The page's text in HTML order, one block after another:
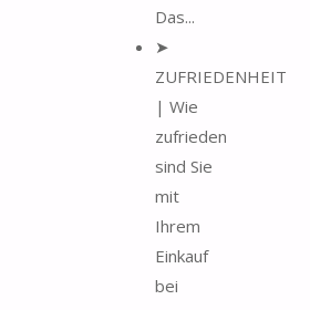
Das...
➤
ZUFRIEDENHEIT
| Wie
zufrieden
sind Sie
mit
Ihrem
Einkauf
bei